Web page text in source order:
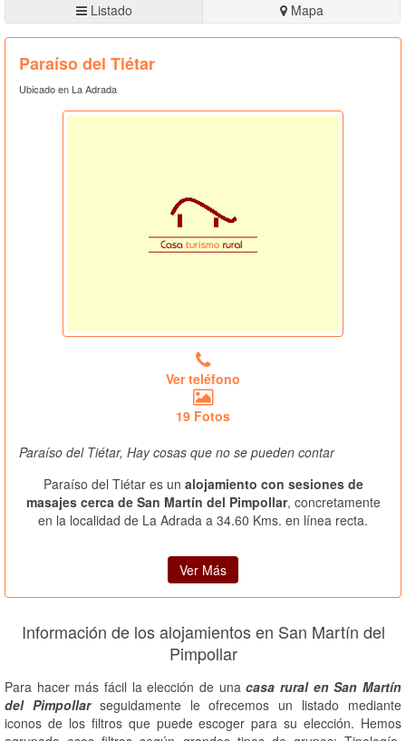
Listado Mapa
Paraíso del Tiétar
Ubicado en La Adrada
Ver teléfono
19 Fotos
Paraíso del Tiétar, Hay cosas que no se pueden contar
Paraíso del Tiétar es un alojamiento con sesiones de
masajes cerca de San Martín del Pimpollar, concretamente
en la localidad de La Adrada a 34.60 Kms. en línea recta.
Ver Más
Información de los alojamientos en San Martín del
Pimpollar
Para hacer más fácil la elección de unacasa rural en San Martín
del Pimpollarseguidamente le ofrecemos un listado mediante
iconos de los filtros que puede escoger para su elección. Hemos